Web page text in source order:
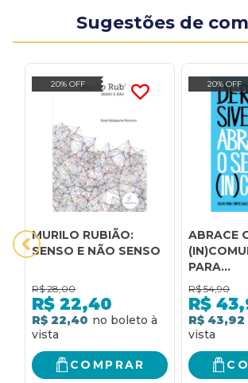
Sugestões de
20% OFF
MURILO RUBIÃO:
SENSO E NÃO SENSO
R$ 28,00
R$ 22,40
R$ 22,40
COMPRAR
20% OFF
ABRACE
PARA
R$ 54,90
R$
R$ 43,92